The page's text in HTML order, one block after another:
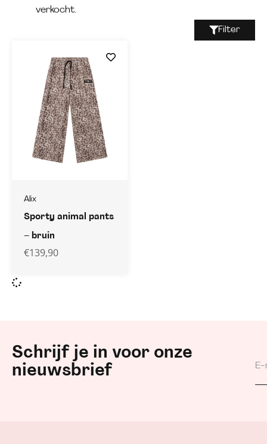
verkocht.
Filter
Alix
Sporty animal pants
– bruin
€139,90
Schrijf je in voor onze
nieuwsbrief